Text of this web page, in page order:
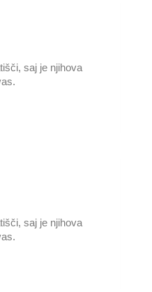
saj je njihova
saj je njihova